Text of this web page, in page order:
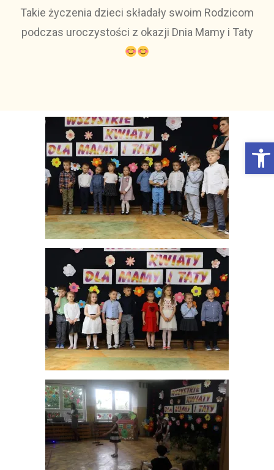
Otwórz Pasek narzędzi
Takie życzenia dzieci składały swoim Rodzicom
podczas uroczystości z okazji Dnia Mamy i Taty